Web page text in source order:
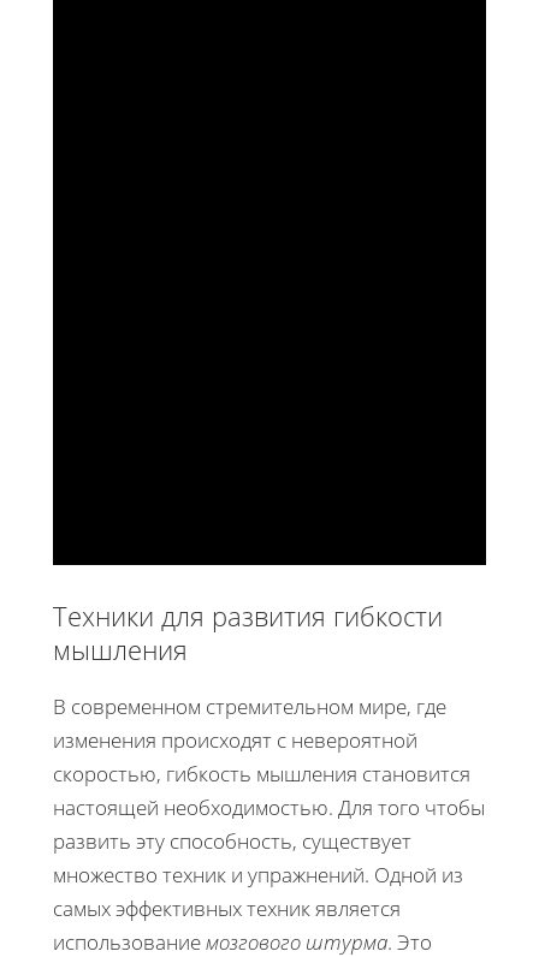
Техники для развития гибкости
мышления
В современном стремительном мире, где
изменения происходят с невероятной
скоростью, гибкость мышления становится
настоящей необходимостью. Для того чтобы
развить эту способность, существует
множество техник и упражнений. Одной из
самых эффективных техник является
использованиемозгового штурма. Это